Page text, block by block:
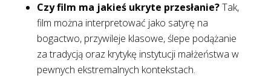
Czy film ma jakieś ukryte przesłanie?Tak,
film można interpretować jako satyrę na
bogactwo, przywileje klasowe, ślepe podążanie
za tradycją oraz krytykę instytucji małżeństwa w
pewnych ekstremalnych kontekstach.